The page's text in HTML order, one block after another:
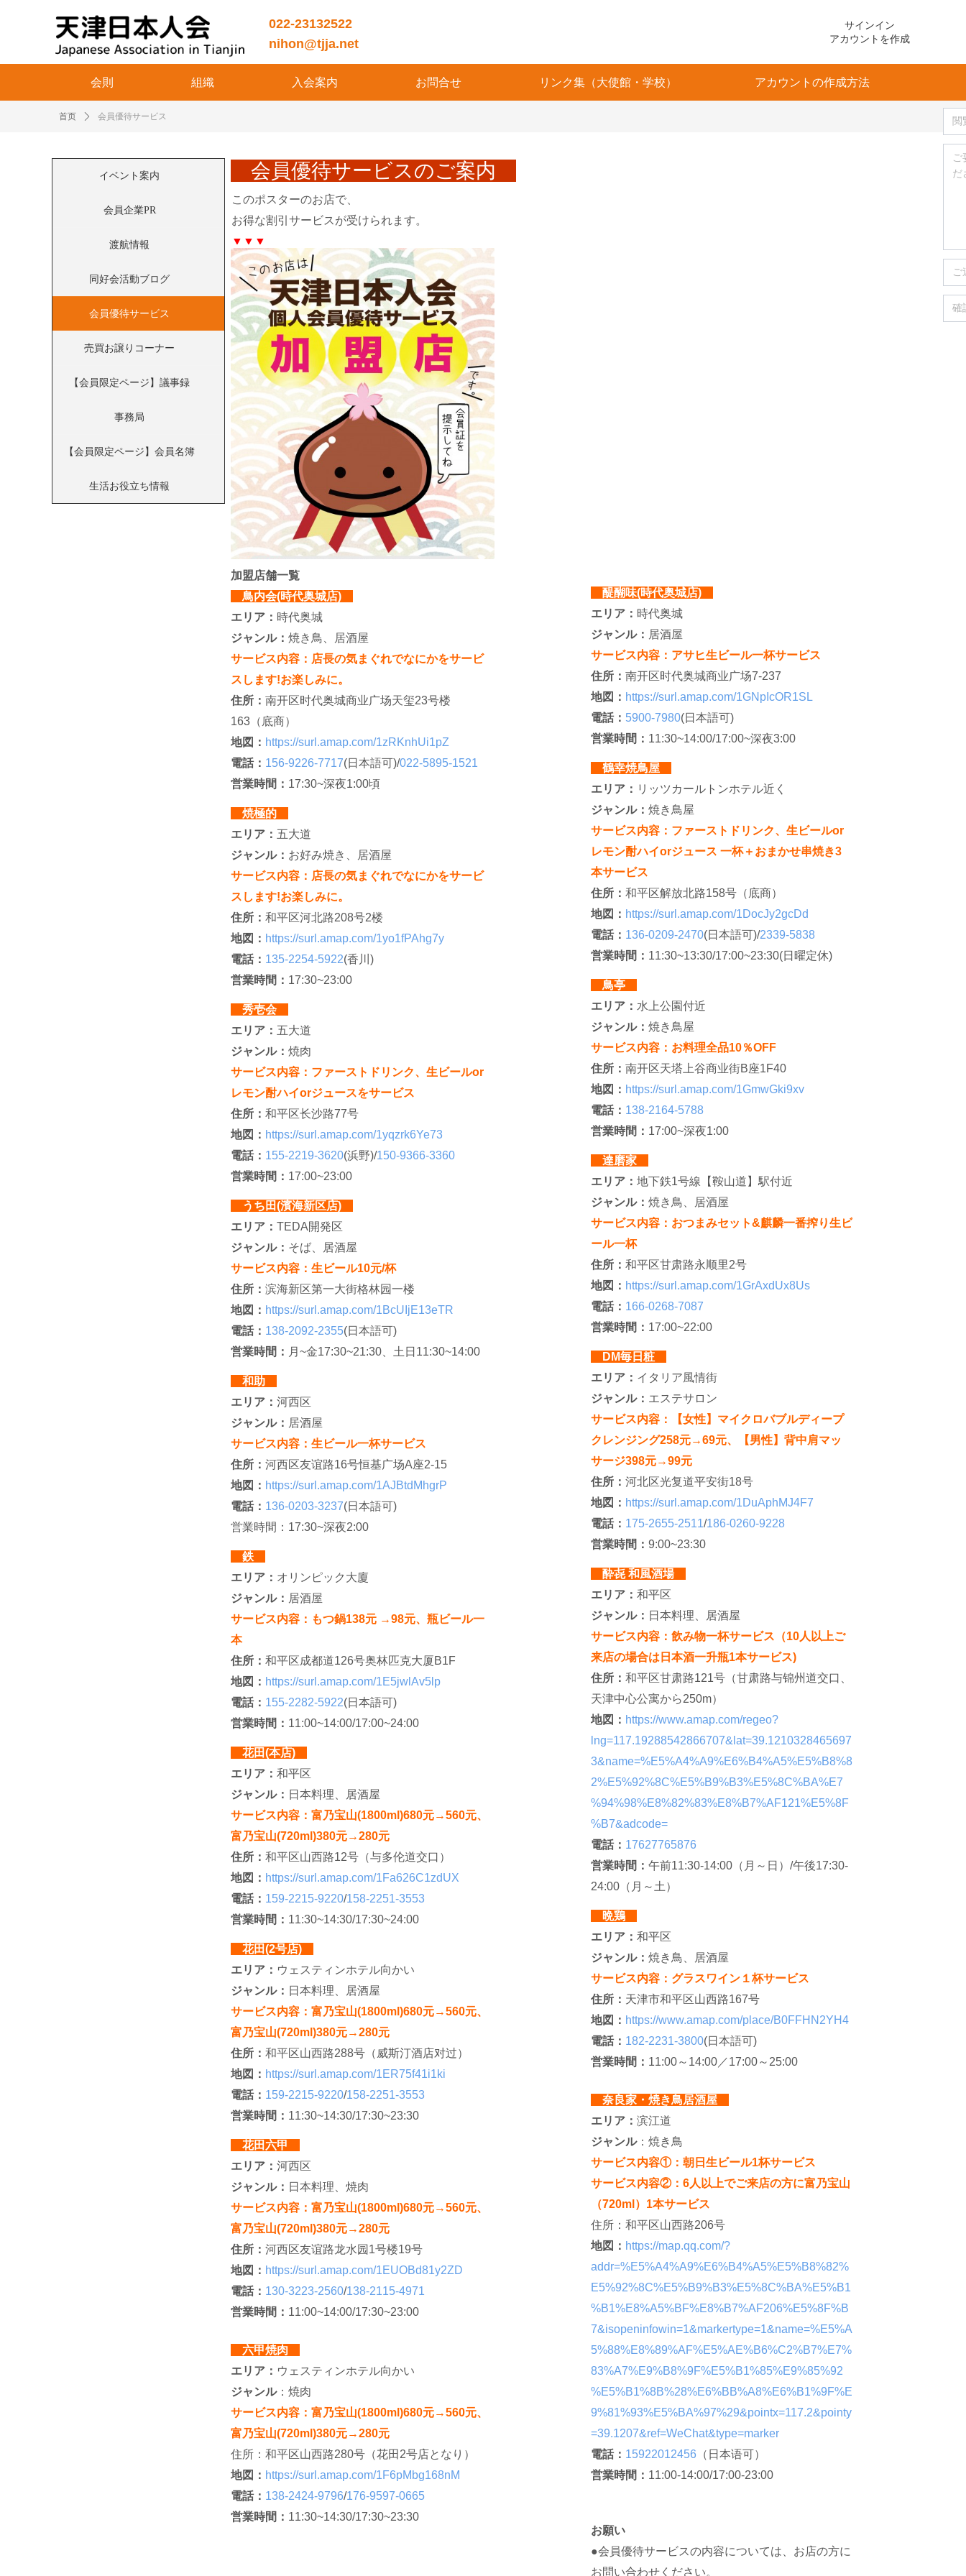
会則 組織 入会案内 お問合せ リンク集（大使館・学校） アカウントの作成方法
サインイン
アカウントを作成
022-23132522
nihon@tjja.net
首页 ꄲ 会員優待サービス
会員優待サービスのご案内
イベント案内
会員企業PR
渡航情報
同好会活動ブログ
会員優待サービス
売買お譲りコーナー
【会員限定ページ】議事録
事務局
【会員限定ページ】会員名簿
生活お役立ち情報
このポスターのお店で、
お得な割引サービスが受けられます。
▼▼▼
加盟店舗一覧
鳥内会(時代奥城店)
エリア： 時代奥城
ジャンル： 焼き鳥、居酒屋
サービス内容：店長の気まぐれでなにかをサービ
スします!お楽しみに。
住所： 南开区时代奥城商业广场天玺23号楼
163（底商）
地図： https://surl.amap.com/1zRKnhUi1pZ
電話： 156-9226-7717(日本語可)/022-5895-1521
営業時間： 17:30~深夜1:00頃
焼極的
エリア： 五大道
ジャンル： お好み焼き、居酒屋
サービス内容：店長の気まぐれでなにかをサービ
スします!お楽しみに。
住所： 和平区河北路208号2楼
地図： https://surl.amap.com/1yo1fPAhg7y
電話： 135-2254-5922(香川)
営業時間： 17:30~23:00
秀壱会
エリア： 五大道
ジャンル： 焼肉
サービス内容：ファーストドリンク、生ビールor
レモン酎ハイorジュースをサービス
住所： 和平区长沙路77号
地図： https://surl.amap.com/1yqzrk6Ye73
電話： 155-2219-3620(浜野)/150-9366-3360
営業時間： 17:00~23:00
うち田(濱海新区店)
エリア： TEDA開発区
ジャンル： そば、居酒屋
サービス内容：生ビール10元/杯
住所： 滨海新区第一大街格林园一楼
地図： https://surl.amap.com/1BcUIjE13eTR
電話： 138-2092-2355(日本語可)
営業時間： 月~金17:30~21:30、土日11:30~14:00
和助
エリア： 河西区
ジャンル： 居酒屋
サービス内容：生ビール一杯サービス
住所： 河西区友谊路16号恒基广场A座2-15
地図： https://surl.amap.com/1AJBtdMhgrP
電話： 136-0203-3237(日本語可)
営業時間：17:30~深夜2:00
鉄
エリア： オリンピック大廈
ジャンル： 居酒屋
サービス内容：もつ鍋138元 →98元、瓶ビール一
本
住所： 和平区成都道126号奥林匹克大厦B1F
地図： https://surl.amap.com/1E5jwlAv5lp
電話： 155-2282-5922(日本語可)
営業時間： 11:00~14:00/17:00~24:00
花田(本店)
エリア： 和平区
ジャンル： 日本料理、居酒屋
サービス内容：富乃宝山(1800ml)680元→560元、
富乃宝山(720ml)380元→280元
住所： 和平区山西路12号（与多伦道交口）
地図： https://surl.amap.com/1Fa626C1zdUX
電話： 159-2215-9220/158-2251-3553
営業時間： 11:30~14:30/17:30~24:00
花田(2号店)
エリア： ウェスティンホテル向かい
ジャンル： 日本料理、居酒屋
サービス内容：富乃宝山(1800ml)680元→560元、
富乃宝山(720ml)380元→280元
住所： 和平区山西路288号（威斯汀酒店对过）
地図： https://surl.amap.com/1ER75f41i1ki
電話： 159-2215-9220/158-2251-3553
営業時間： 11:30~14:30/17:30~23:30
花田六甲
エリア： 河西区
ジャンル： 日本料理、焼肉
サービス内容：富乃宝山(1800ml)680元→560元、
富乃宝山(720ml)380元→280元
住所： 河西区友谊路龙水园1号楼19号
地図： https://surl.amap.com/1EUOBd81y2ZD
電話： 130-3223-2560/138-2115-4971
営業時間： 11:00~14:00/17:30~23:00
六甲焼肉
エリア： ウェスティンホテル向かい
ジャンル：焼肉
サービス内容：富乃宝山(1800ml)680元→560元、
富乃宝山(720ml)380元→280元
住所：和平区山西路280号（花田2号店となり）
地図： https://surl.amap.com/1F6pMbg168nM
電話： 138-2424-9796/176-9597-0665
営業時間： 11:30~14:30/17:30~23:30
醍醐味(時代奥城店)
エリア： 時代奥城
ジャンル： 居酒屋
サービス内容：アサヒ生ビール一杯サービス
住所： 南开区时代奥城商业广场7-237
地図： https://surl.amap.com/1GNpIcOR1SL
電話： 5900-7980(日本語可)
営業時間： 11:30~14:00/17:00~深夜3:00
鶴幸焼鳥屋
エリア： リッツカールトンホテル近く
ジャンル： 焼き鳥屋
サービス内容：ファーストドリンク、生ビールor
レモン酎ハイorジュース 一杯＋おまかせ串焼き3
本サービス
住所： 和平区解放北路158号（底商）
地図： https://surl.amap.com/1DocJy2gcDd
電話： 136-0209-2470(日本語可)/2339-5838
営業時間： 11:30~13:30/17:00~23:30(日曜定休)
鳥亭
エリア： 水上公園付近
ジャンル： 焼き鳥屋
サービス内容：お料理全品10％OFF
住所： 南开区天塔上谷商业街B座1F40
地図： https://surl.amap.com/1GmwGki9xv
電話： 138-2164-5788
営業時間： 17:00~深夜1:00
達磨家
エリア： 地下鉄1号線【鞍山道】駅付近
ジャンル： 焼き鳥、居酒屋
サービス内容：おつまみセット&麒麟一番搾り生ビ
ール一杯
住所： 和平区甘肃路永顺里2号
地図： https://surl.amap.com/1GrAxdUx8Us
電話： 166-0268-7087
営業時間： 17:00~22:00
DM毎日粧
エリア： イタリア風情街
ジャンル： エステサロン
サービス内容：【女性】マイクロバブルディープ
クレンジング258元→69元、【男性】背中肩マッ
サージ398元→99元
住所： 河北区光复道平安街18号
地図： https://surl.amap.com/1DuAphMJ4F7
電話： 175-2655-2511/186-0260-9228
営業時間： 9:00~23:30
酔㐂 和風酒場
エリア： 和平区
ジャンル： 日本料理、居酒屋
サービス内容：飲み物一杯サービス（10人以上ご
来店の場合は日本酒一升瓶1本サービス)
住所： 和平区甘肃路121号（甘肃路与锦州道交口、
天津中心公寓から250m）
地図： https://www.amap.com/regeo?
lng=117.19288542866707&lat=39.1210328465697
3&name=%E5%A4%A9%E6%B4%A5%E5%B8%8
2%E5%92%8C%E5%B9%B3%E5%8C%BA%E7
%94%98%E8%82%83%E8%B7%AF121%E5%8F
%B7&adcode=
電話： 17627765876
営業時間： 午前11:30-14:00（月～日）/午後17:30-
24:00（月～土）
晩鶏
エリア： 和平区
ジャンル： 焼き鳥、居酒屋
サービス内容：グラスワイン１杯サービス
住所： 天津市和平区山西路167号
地図： https://www.amap.com/place/B0FFHN2YH4
電話： 182-2231-3800(日本語可)
営業時間： 11:00～14:00／17:00～25:00
奈良家・焼き鳥居酒屋
エリア： 滨江道
ジャンル：焼き鳥
サービス内容①：朝日生ビール1杯サービス
サービス内容②：6人以上でご来店の方に富乃宝山
（720ml）1本サービス
住所：和平区山西路206号
地図： https://map.qq.com/?
addr=%E5%A4%A9%E6%B4%A5%E5%B8%82%
E5%92%8C%E5%B9%B3%E5%8C%BA%E5%B1
%B1%E8%A5%BF%E8%B7%AF206%E5%8F%B
7&isopeninfowin=1&markertype=1&name=%E5%A
5%88%E8%89%AF%E5%AE%B6%C2%B7%E7%
83%A7%E9%B8%9F%E5%B1%85%E9%85%92
%E5%B1%8B%28%E6%BB%A8%E6%B1%9F%E
9%81%93%E5%BA%97%29&pointx=117.2&pointy
=39.1207&ref=WeChat&type=marker
電話： 15922012456 （日本语可）
営業時間： 11:00-14:00/17:00-23:00
お願い
●会員優待サービスの内容については、お店の方に
お問い合わせください。